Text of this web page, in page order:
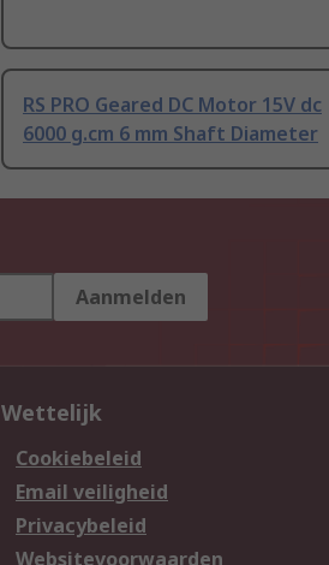
RS PRO Geared DC Motor 15V dc
6000 g.cm 6 mm Shaft Diameter
Aanmelden
Wettelijk
Cookiebeleid
Email veiligheid
Privacybeleid
Websitevoorwaarden